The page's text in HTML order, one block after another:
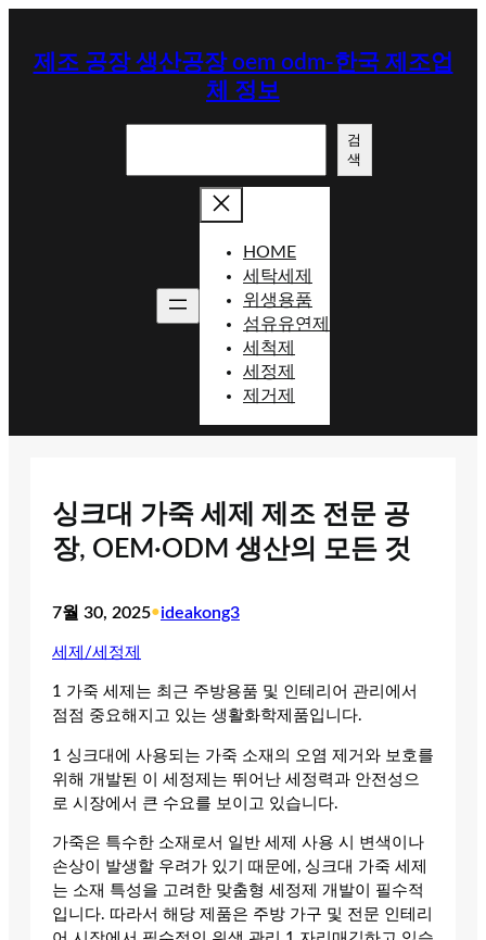
제조 공장 생산공장 oem odm-한국 제조업
체 정보
검
색
HOME
세탁세제
위생용품
섬유유연제
세척제
세정제
제거제
싱크대 가죽 세제 제조 전문 공
장, OEM·ODM 생산의 모든 것
7월 30, 2025•ideakong3
세제/세정제
1 가죽 세제는 최근 주방용품 및 인테리어 관리에서
점점 중요해지고 있는 생활화학제품입니다.
1 싱크대에 사용되는 가죽 소재의 오염 제거와 보호를
위해 개발된 이 세정제는 뛰어난 세정력과 안전성으
로 시장에서 큰 수요를 보이고 있습니다.
가죽은 특수한 소재로서 일반 세제 사용 시 변색이나
손상이 발생할 우려가 있기 때문에, 싱크대 가죽 세제
는 소재 특성을 고려한 맞춤형 세정제 개발이 필수적
입니다. 따라서 해당 제품은 주방 가구 및 전문 인테리